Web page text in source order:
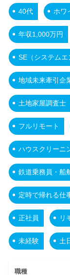
40代 ホワ
年収1,000万円
SE（システムエ
地域未来牽引企
土地家屋調査士
フルリモート
ハウスクリーニ
鉄道乗務員・船
定時で帰れる仕
正社員 リ
未経験 土
職種